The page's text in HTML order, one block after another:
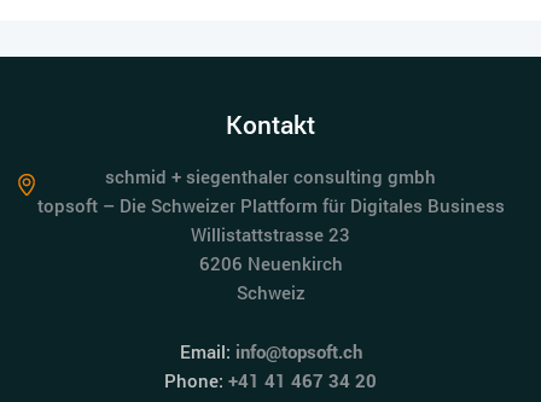
Kontakt
schmid + siegenthaler consulting gmbh
topsoft – Die Schweizer Plattform für Digitales Business
Willistattstrasse 23
6206 Neuenkirch
Schweiz
Email: info@topsoft.ch
Phone: +41 41 467 34 20